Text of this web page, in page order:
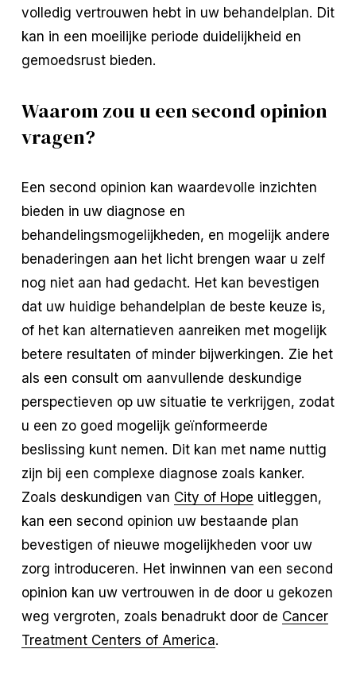
volledig vertrouwen hebt in uw behandelplan. Dit
kan in een moeilijke periode duidelijkheid en
gemoedsrust bieden.
Waarom zou u een second opinion
vragen?
Een second opinion kan waardevolle inzichten
bieden in uw diagnose en
behandelingsmogelijkheden, en mogelijk andere
benaderingen aan het licht brengen waar u zelf
nog niet aan had gedacht. Het kan bevestigen
dat uw huidige behandelplan de beste keuze is,
of het kan alternatieven aanreiken met mogelijk
betere resultaten of minder bijwerkingen. Zie het
als een consult om aanvullende deskundige
perspectieven op uw situatie te verkrijgen, zodat
u een zo goed mogelijk geïnformeerde
beslissing kunt nemen. Dit kan met name nuttig
zijn bij een complexe diagnose zoals kanker.
Zoals deskundigen van City of Hope uitleggen,
kan een second opinion uw bestaande plan
bevestigen of nieuwe mogelijkheden voor uw
zorg introduceren. Het inwinnen van een second
opinion kan uw vertrouwen in de door u gekozen
weg vergroten, zoals benadrukt door de Cancer
Treatment Centers of America.